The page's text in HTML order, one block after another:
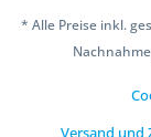
* Alle Preise inkl.
Versand und